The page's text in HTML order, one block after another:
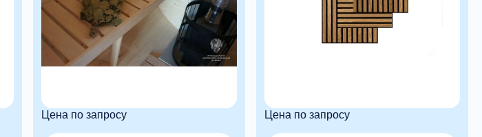
Цена по запросу Цена по запросу